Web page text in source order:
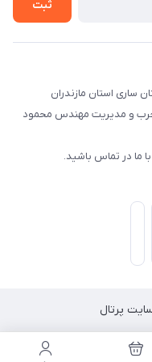
ثبت
ساری استان مازندران
پرسنل های مجرب و مدیریت مهندس محمود
ما در تماس باشید.
پرتال